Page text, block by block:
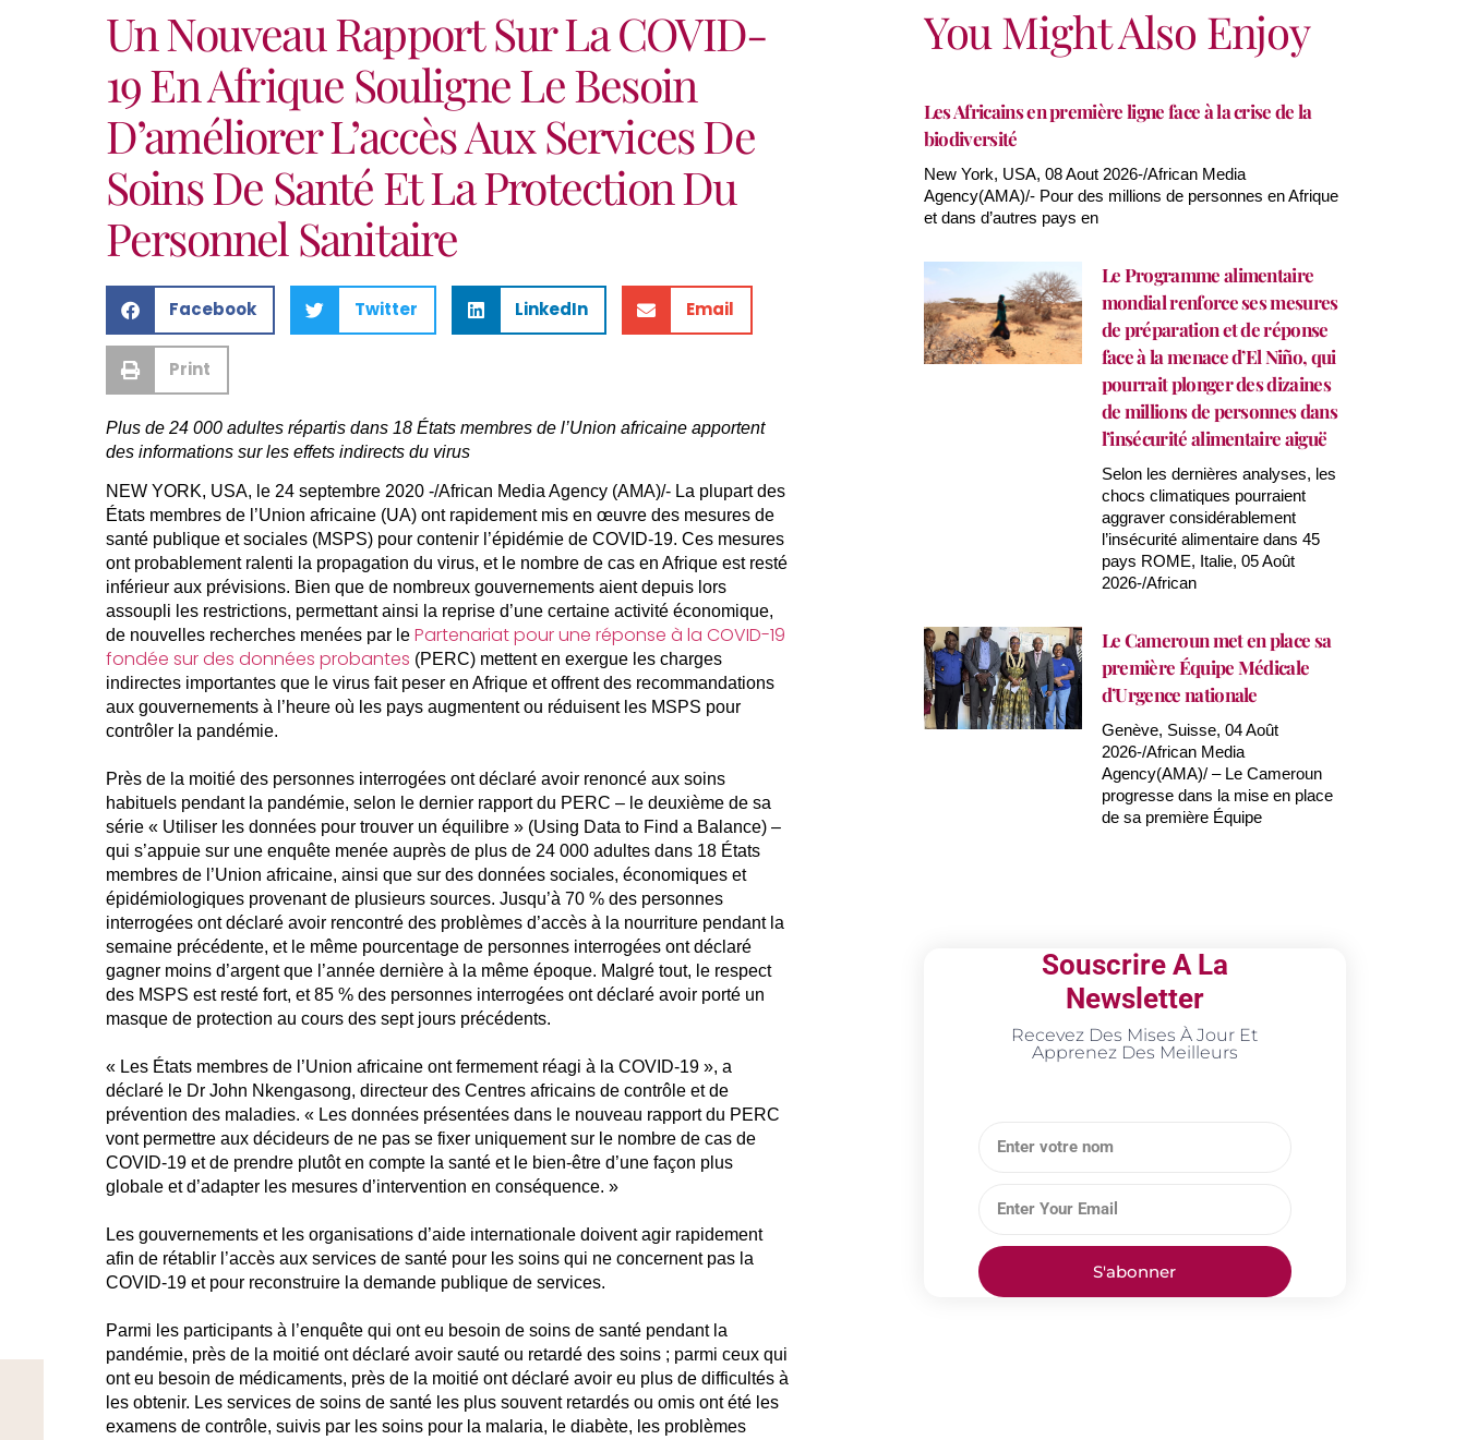
Un Nouveau Rapport Sur La COVID-
19 En Afrique Souligne Le Besoin
D’améliorer L’accès Aux Services De
Soins De Santé Et La Protection Du
Personnel Sanitaire
Facebook Twitter LinkedIn Email
Print
Plus de 24 000 adultes répartis dans 18 États membres de l’Union africaine apportent
des informations sur les effets indirects du virus
NEW YORK, USA, le 24 septembre 2020 -/African Media Agency (AMA)/- La plupart des
États membres de l’Union africaine (UA) ont rapidement mis en œuvre des mesures de
santé publique et sociales (MSPS) pour contenir l’épidémie de COVID-19. Ces mesures
ont probablement ralenti la propagation du virus, et le nombre de cas en Afrique est resté
inférieur aux prévisions. Bien que de nombreux gouvernements aient depuis lors
assoupli les restrictions, permettant ainsi la reprise d’une certaine activité économique,
de nouvelles recherches menées par le Partenariat pour une réponse à la COVID-19
fondée sur des données probantes (PERC) mettent en exergue les charges
indirectes importantes que le virus fait peser en Afrique et offrent des recommandations
aux gouvernements à l’heure où les pays augmentent ou réduisent les MSPS pour
contrôler la pandémie.
Près de la moitié des personnes interrogées ont déclaré avoir renoncé aux soins
habituels pendant la pandémie, selon le dernier rapport du PERC – le deuxième de sa
série « Utiliser les données pour trouver un équilibre » (Using Data to Find a Balance) –
qui s’appuie sur une enquête menée auprès de plus de 24 000 adultes dans 18 États
membres de l’Union africaine, ainsi que sur des données sociales, économiques et
épidémiologiques provenant de plusieurs sources. Jusqu’à 70 % des personnes
interrogées ont déclaré avoir rencontré des problèmes d’accès à la nourriture pendant la
semaine précédente, et le même pourcentage de personnes interrogées ont déclaré
gagner moins d’argent que l’année dernière à la même époque. Malgré tout, le respect
des MSPS est resté fort, et 85 % des personnes interrogées ont déclaré avoir porté un
masque de protection au cours des sept jours précédents.
« Les États membres de l’Union africaine ont fermement réagi à la COVID-19 », a
déclaré le Dr John Nkengasong, directeur des Centres africains de contrôle et de
prévention des maladies. « Les données présentées dans le nouveau rapport du PERC
vont permettre aux décideurs de ne pas se fixer uniquement sur le nombre de cas de
COVID-19 et de prendre plutôt en compte la santé et le bien-être d’une façon plus
globale et d’adapter les mesures d’intervention en conséquence. »
Les gouvernements et les organisations d’aide internationale doivent agir rapidement
afin de rétablir l’accès aux services de santé pour les soins qui ne concernent pas la
COVID-19 et pour reconstruire la demande publique de services.
Parmi les participants à l’enquête qui ont eu besoin de soins de santé pendant la
pandémie, près de la moitié ont déclaré avoir sauté ou retardé des soins ; parmi ceux qui
ont eu besoin de médicaments, près de la moitié ont déclaré avoir eu plus de difficultés à
les obtenir. Les services de soins de santé les plus souvent retardés ou omis ont été les
examens de contrôle, suivis par les soins pour la malaria, le diabète, les problèmes
You Might Also Enjoy
Les Africains en première ligne face à la crise de la
biodiversité
New York, USA, 08 Aout 2026-/African Media
Agency(AMA)/- Pour des millions de personnes en Afrique
et dans d’autres pays en
Le Programme alimentaire
mondial renforce ses mesures
de préparation et de réponse
face à la menace d’El Niño, qui
pourrait plonger des dizaines
de millions de personnes dans
l’insécurité alimentaire aiguë
Selon les dernières analyses, les
chocs climatiques pourraient
aggraver considérablement
l’insécurité alimentaire dans 45
pays ROME, Italie, 05 Août
2026-/African
Le Cameroun met en place sa
première Équipe Médicale
d’Urgence nationale
Genève, Suisse, 04 Août
2026-/African Media
Agency(AMA)/ – Le Cameroun
progresse dans la mise en place
de sa première Équipe
Souscrire A La
Newsletter
Recevez Des Mises À Jour Et
Apprenez Des Meilleurs
S'abonner